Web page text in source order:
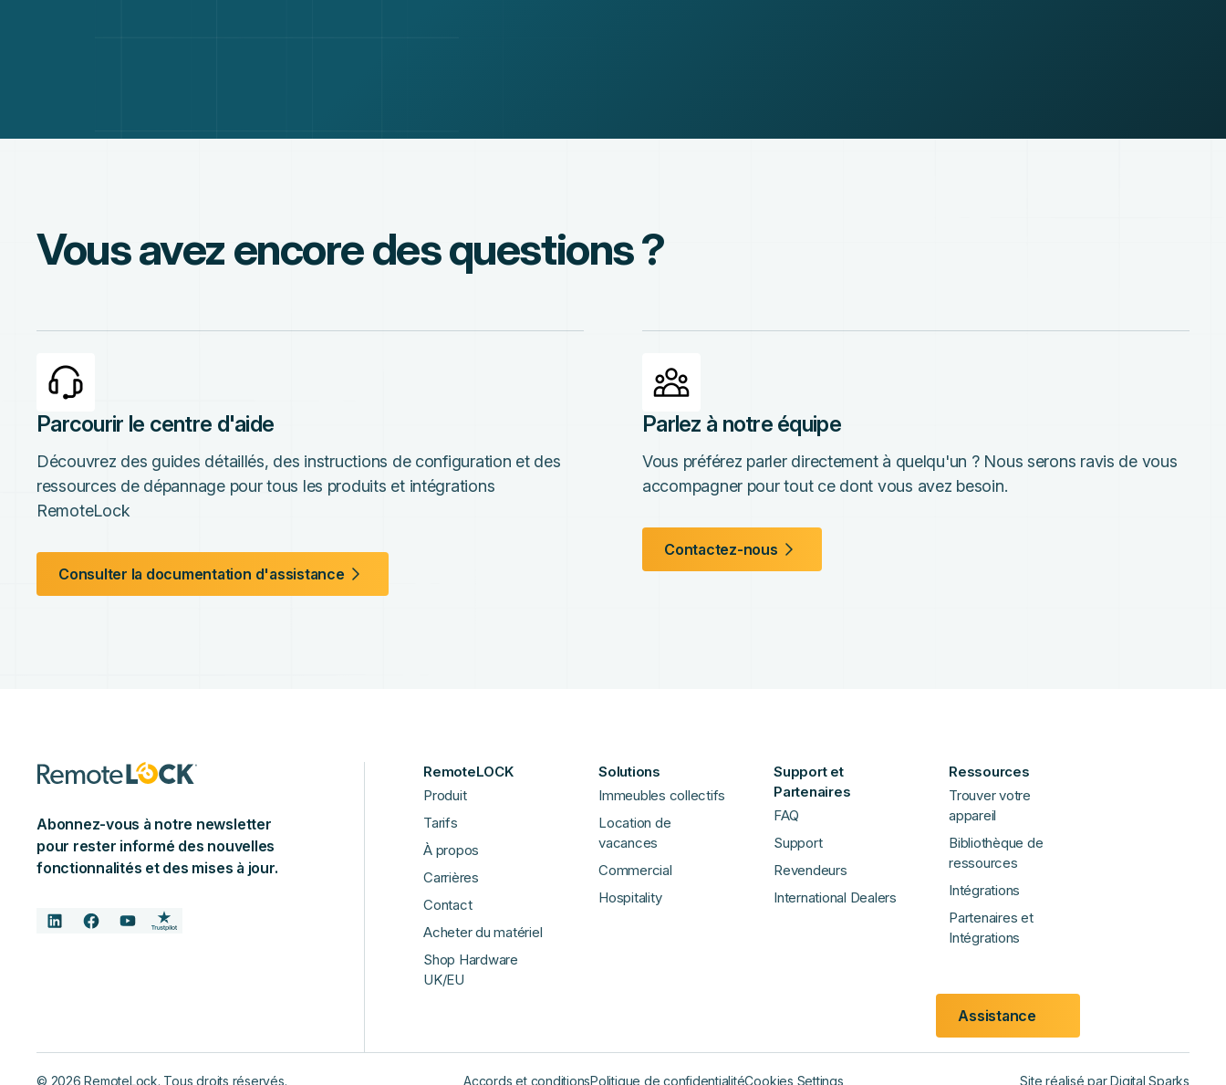
Vous avez encore des questions ?
Parcourir le centre d'aide
Découvrez des guides détaillés, des instructions de configuration et des
ressources de dépannage pour tous les produits et intégrations
RemoteLock
Consulter la documentation d'assistance
Parlez à notre équipe
Vous préférez parler directement à quelqu'un ? Nous serons ravis de vous
accompagner pour tout ce dont vous avez besoin.
Contactez-nous
Abonnez-vous à notre newsletter
pour rester informé des nouvelles
fonctionnalités et des mises à jour.
RemoteLOCK
Produit
Tarifs
À propos
Carrières
Contact
Acheter du matériel
Shop Hardware
UK/EU
Solutions
Immeubles collectifs
Location de
vacances
Commercial
Hospitality
Support et
Partenaires
FAQ
Support
Revendeurs
International Dealers
Ressources
Trouver votre
appareil
Bibliothèque de
ressources
Intégrations
Partenaires et
Intégrations
Assistance
© 2026 RemoteLock. Tous droits réservés. Accords et conditionsPolitique de confidentialitéCookies Settings Site réalisé parDigital Sparks